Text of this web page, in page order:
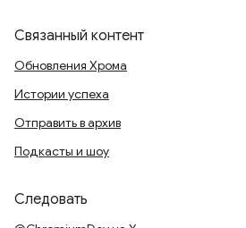
Связанный контент
Обновления Хрома
Истории успеха
Отправить в архив
Подкасты и шоу
Следовать